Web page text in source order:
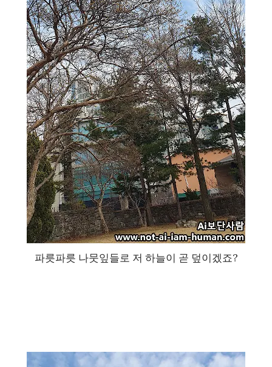
파릇파릇 나뭇잎들로 저 하늘이 곧 덮이겠죠?